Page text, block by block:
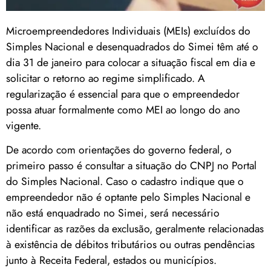
Microempreendedores Individuais (MEIs) excluídos do
Simples Nacional e desenquadrados do Simei têm até o
dia 31 de janeiro para colocar a situação fiscal em dia e
solicitar o retorno ao regime simplificado. A
regularização é essencial para que o empreendedor
possa atuar formalmente como MEI ao longo do ano
vigente.
De acordo com orientações do governo federal, o
primeiro passo é consultar a situação do CNPJ no Portal
do Simples Nacional. Caso o cadastro indique que o
empreendedor não é optante pelo Simples Nacional e
não está enquadrado no Simei, será necessário
identificar as razões da exclusão, geralmente relacionadas
à existência de débitos tributários ou outras pendências
junto à Receita Federal, estados ou municípios.